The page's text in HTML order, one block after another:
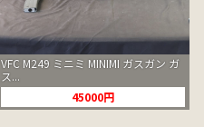
VFC M249 ミニミ MINIMI ガスガン ガ
ス...
45000円